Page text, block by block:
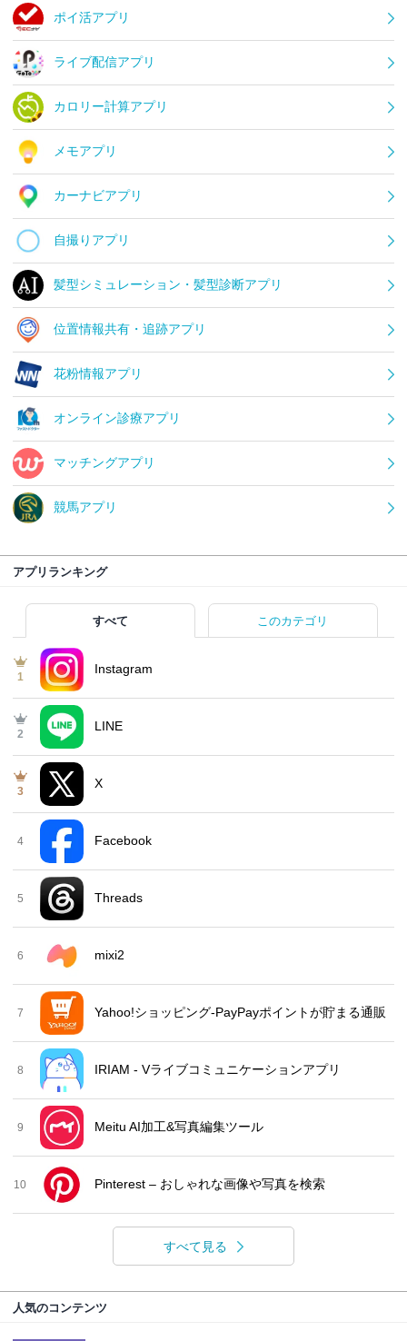
ポイ活アプリ
ライブ配信アプリ
カロリー計算アプリ
メモアプリ
カーナビアプリ
自撮りアプリ
髪型シミュレーション・髪型診断アプリ
位置情報共有・追跡アプリ
花粉情報アプリ
オンライン診療アプリ
マッチングアプリ
競馬アプリ
アプリランキング
すべて このカテゴリ
1
Instagram
2
LINE
3
X
4 Facebook
5 Threads
6 mixi2
7 Yahoo!ショッピング-PayPayポイントが貯まる通販
8 IRIAM - Vライブコミュニケーションアプリ
9 Meitu AI加工&写真編集ツール
10 Pinterest – おしゃれな画像や写真を検索
すべて見る
人気のコンテンツ